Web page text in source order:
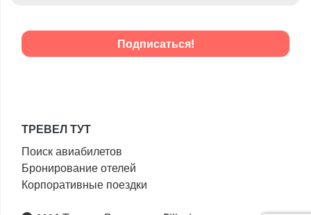
ТРЕВЕЛ ТУТ
Поиск авиабилетов
Бронирование отелей
Корпоративные поездки